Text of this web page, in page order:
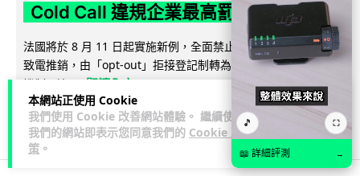
本網站正使用 Cookie
我們使用 Cookie 改善網站體驗。 繼續使用
我們的網站即表示您同意我們的 Cookie 政
策 。
Cold Call 違規企業最高罰 345 萬
法國將於 8 月 11 日起實施新例，全面禁止企業未經消費者同意
致電推銷，由「opt-out」拒接登記制轉為「opt-in」先徵同意
機制。違... 閱讀全文
352 26 ↗ 分享 🎵 ⛶
📖 詳細評測 →